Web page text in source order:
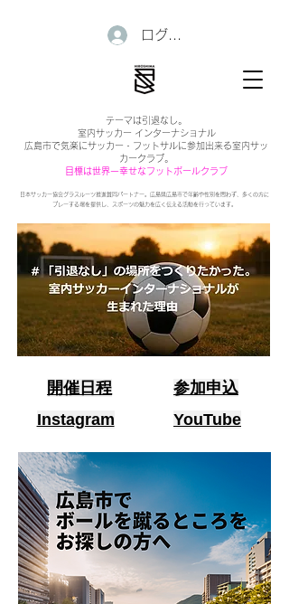
日本サッカー協会グラスルーツ推進賛同パートナー。広島県広島市で年齢や性別を問わず、多くの方に
プレーする場を提供し、スポーツの魅力を広く伝える活動を行っています。
テーマは引退なし。
室内サッカー インターナショナル
広島市で気楽にサッカー・フットサルに参加出来る室内サッ
カークラブ。
目標は世界一幸せなフットボールクラブ
ログイン
開催日程
参加申込
Instagram
YouTube